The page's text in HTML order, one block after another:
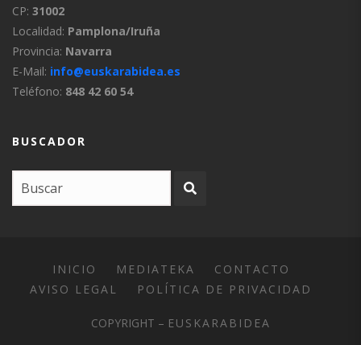
CP: 31002
Localidad: Pamplona/Iruña
Provincia: Navarra
E-Mail: info@euskarabidea.es
Teléfono: 848 42 60 54
BUSCADOR
INICIO MEDIATEKA
CONTACTO
AVISO LEGAL
POLÍTICA DE PRIVACIDAD
COPYRIGHT – EUSKARABIDEA